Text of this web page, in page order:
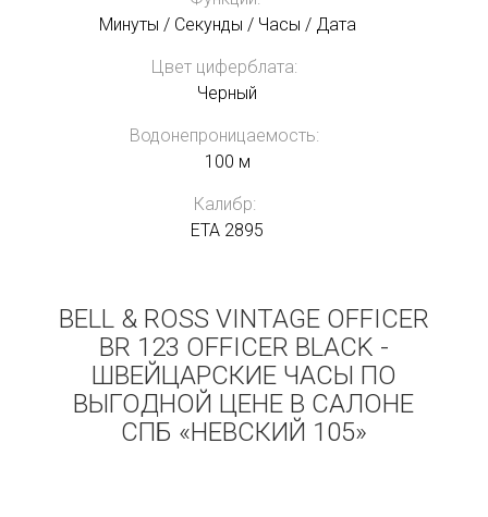
Минуты / Секунды / Часы / Дата
Цвет циферблата:
Черный
Водонепроницаемость:
100 м
Калибр:
ETA 2895
BELL & ROSS VINTAGE OFFICER
BR 123 OFFICER BLACK -
ШВЕЙЦАРСКИЕ ЧАСЫ ПО
ВЫГОДНОЙ ЦЕНЕ В САЛОНЕ
СПБ «НЕВСКИЙ 105»